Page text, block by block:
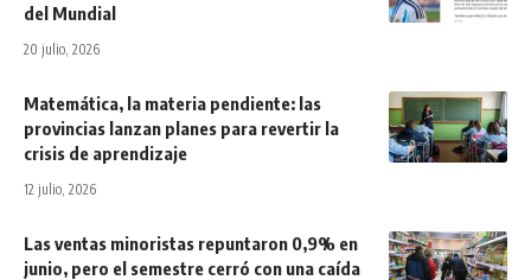
del Mundial
20 julio, 2026
Matemática, la materia pendiente: las
provincias lanzan planes para revertir la
crisis de aprendizaje
12 julio, 2026
Las ventas minoristas repuntaron 0,9% en
junio, pero el semestre cerró con una caída